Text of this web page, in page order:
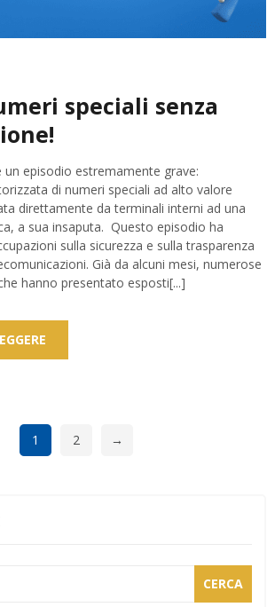
speciali senza
un episodio estremamente grave:
di numeri speciali ad alto valore
direttamente da terminali interni ad una
a sua insaputa. Questo episodio ha
sulla sicurezza e sulla trasparenza
Già da alcuni mesi, numerose
hanno presentato esposti[...]
1 2 →